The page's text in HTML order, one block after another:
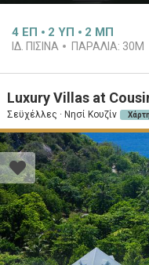
4 ΕΠ 2 ΥΠ 2 ΜΠ
ΙΔ. ΠΙΣΊΝΑ ΠΑΡΑΛΊΑ: 30M
Luxury Villas at
Σεϋχέλλες · Νησί Κουζίν